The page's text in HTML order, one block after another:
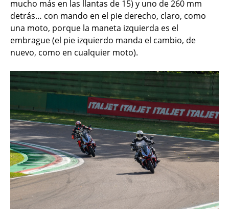
mucho más en las llantas de 15) y uno de 260 mm
detrás… con mando en el pie derecho, claro, como
una moto, porque la maneta izquierda es el
embrague (el pie izquierdo manda el cambio, de
nuevo, como en cualquier moto).